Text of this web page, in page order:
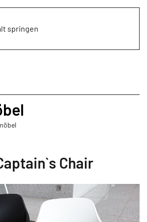
springen
Chair